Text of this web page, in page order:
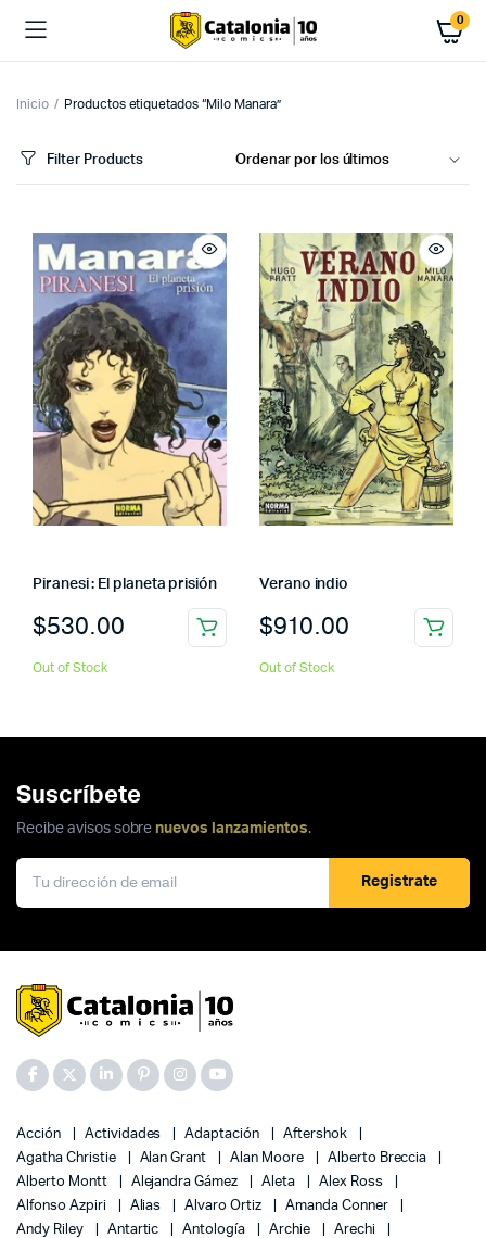
0
Inicio Productos etiquetados “Milo Manara”
Filter Products
Piranesi : El planeta prisión
$530.00
Out of Stock
Verano indio
$910.00
Out of Stock
Suscríbete
Recibe avisos sobre nuevos lanzamientos.
Registrate
Acción Actividades Adaptación
Aftershok
Agatha Christie
Alan Grant Alan Moore
Alberto Breccia
Alberto Montt
Alejandra Gámez Aleta
Alex Ross
Alfonso Azpiri
Alias Alvaro Ortiz
Amanda Conner
Andy Riley
Antartic Antología Archie
Arechi